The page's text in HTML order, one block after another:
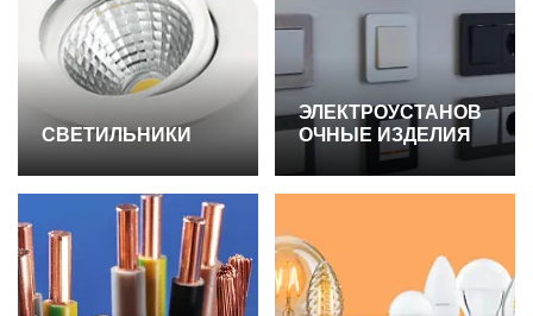
СВЕТИЛЬНИКИ
ЭЛЕКТРОУСТАНОВ
ОЧНЫЕ ИЗДЕЛИЯ